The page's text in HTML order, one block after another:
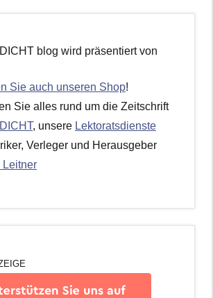
blog wird präsentiert von
Sie auch unseren Shop!
Sie alles rund um die Zeitschrift
, unsere Lektoratsdienste
Verleger und Herausgeber
Leitner